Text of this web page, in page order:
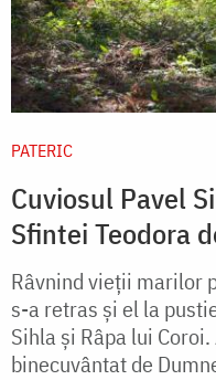
PATERIC
Cuviosul Pavel
Sfintei Teodora
Râvnind vieţii marilor
s-a retras şi el la
Sihla şi Râpa lui
binecuvântat de